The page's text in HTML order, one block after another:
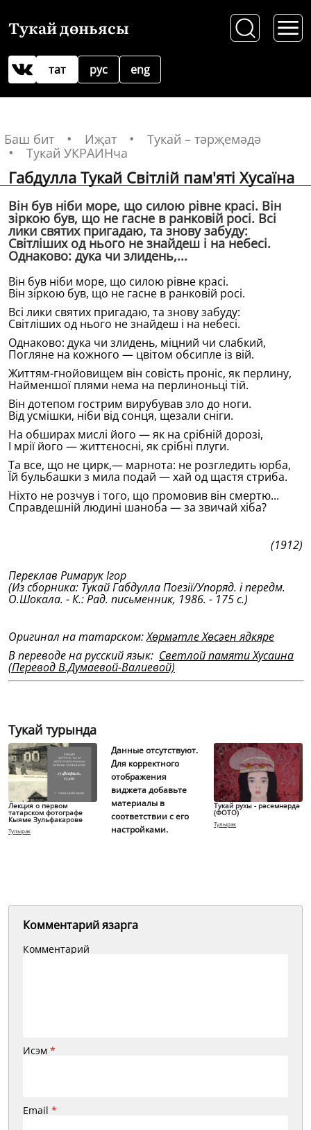
Тукай дөньясы
рус
тат eng
Баш бит Иҗат
Тукай – тәрҗемәдә
Тукай УКРАИНча
Габдулла Тукай Свiтлiй пам'ятi Хусаïна
Вiн був нiби море, що силою рiвне красi. Вiн
зiркою був, що не гасне в ранковiй росi. Всi
лики святих пригадаю, та знову забуду:
Свiтлiших од нього не знайдеш i на небесi.
Однаково: дука чи злидень,...
Вiн був нiби море, що силою рiвне красi.
Вiн зiркою був, що не гасне в ранковiй росi.
Всi лики святих пригадаю, та знову забуду:
Свiтлiших од нього не знайдеш i на небесi.
Однаково: дука чи злидень, мiцний чи слабкий,
Погляне на кожного — цвiтом обсипле iз вiй.
Життям-гнойовищем вiн совiсть пронiс, як перлину,
Найменшоï плями нема на перлиноньцi тiй.
Вiн дотепом гострим вирубував зло до ноги.
Вiд усмiшки, нiби вiд сонця, щезали снiги.
На обширах мислi його — як на срiбнiй дорозi,
I мрiï його — життєноснi, як срiбнi плуги.
Та все, що не цирк,— марнота: не розгледить юрба,
Ïй бульбашки з мила подай — хай од щастя стриба.
Нiхто не розчув i того, що промовив вiн смертю...
Справдешнiй людинi шаноба — за звичай хiба?
(1912)
Переклав Римарук Iгор
(Из сборника: Тукай Габдулла Поезiï/Упоряд. i передм.
О.Шокала. - К.: Рад. письменник, 1986. - 175 с.)
Оригинал на татарском:Хөрмәтле Хөсәен ядкяре
В переводе на русский язык: Светлой памяти Хусаина
(Перевод В.Думаевой-Валиевой)
Тукай турында
Лекция о первом
татарском фотографе
Кыяме Зульфакарове
Тулырак
Данные отсутствуют.
Для корректного
отображения
виджета добавьте
материалы в
соответствии с его
настройками.
Тукай рухы - рәсемнәрдә
(ФОТО)
Тулырак
Комментарий язарга
Комментарий
Исэм *
Email *